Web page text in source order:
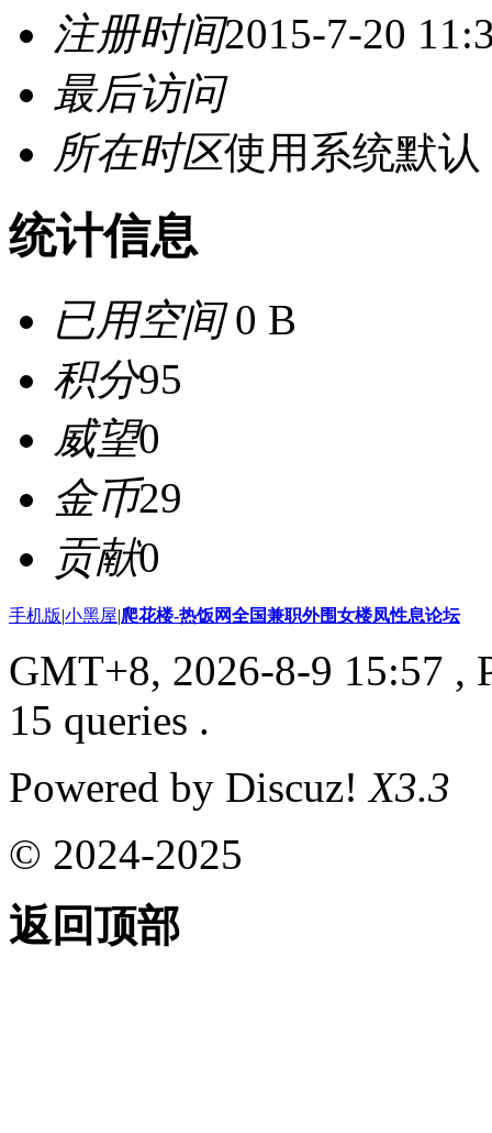
注册时间2015-7-20
最后访问
所在时区使用系统默认
统计信息
已用空间0 B
积分95
威望0
金币29
贡献0
手机版|小黑屋|爬花楼-热饭网全国兼职外围女楼凤性息论坛
GMT+8, 2026-8-9 15:57 ,
15 queries .
Powered by Discuz!X3.3
© 2024-2025
返回顶部